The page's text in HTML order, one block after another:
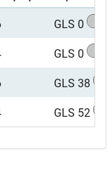
GLS 0
GLS 0
GLS 38
GLS 52